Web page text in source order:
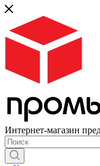
Интернет-магазин